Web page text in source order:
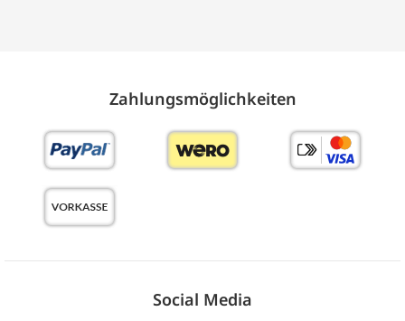
Zahlungs­möglich­keiten
Social Media